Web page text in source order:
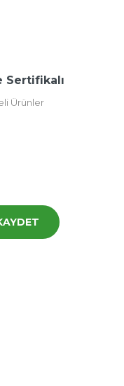
Sertifikalı
Ürünler